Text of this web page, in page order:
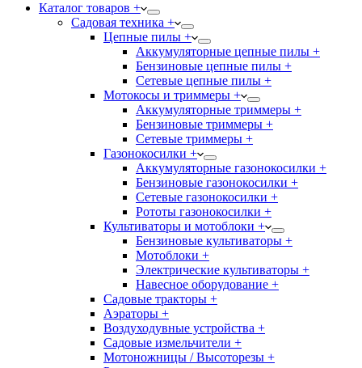
Каталог товаров +
Садовая техника +
Цепные пилы +
Аккумуляторные цепные пилы +
Бензиновые цепные пилы +
Сетевые цепные пилы +
Мотокосы и триммеры +
Аккумуляторные триммеры +
Бензиновые триммеры +
Сетевые триммеры +
Газонокосилки +
Аккумуляторные газонокосилки +
Бензиновые газонокосилки +
Сетевые газонокосилки +
Рототы газонокосилки +
Культиваторы и мотоблоки +
Бензиновые культиваторы +
Мотоблоки +
Электрические культиваторы +
Навесное оборудование +
Садовые тракторы +
Аэраторы +
Воздуходувные устройства +
Садовые измельчители +
Мотоножницы / Высоторезы +